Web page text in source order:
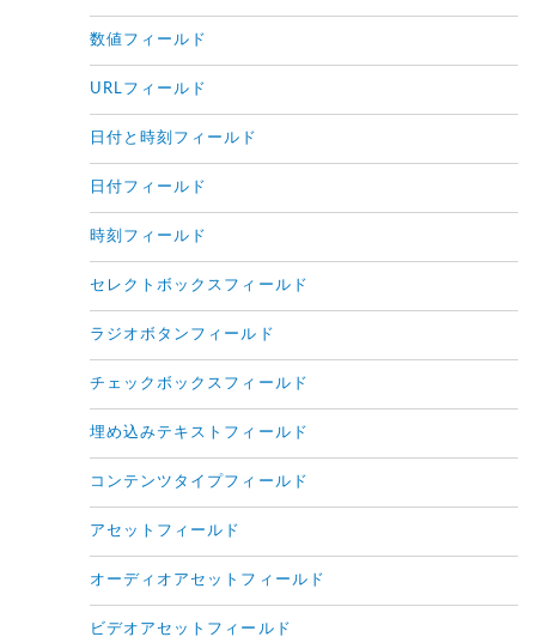
数値フィールド
URLフィールド
日付と時刻フィールド
日付フィールド
時刻フィールド
セレクトボックスフィールド
ラジオボタンフィールド
チェックボックスフィールド
埋め込みテキストフィールド
コンテンツタイプフィールド
アセットフィールド
オーディオアセットフィールド
ビデオアセットフィールド